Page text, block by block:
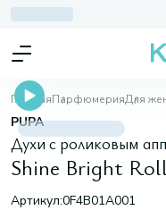
ГлавнаяПарфюмерияДля
PUPA
Духи с роликовым
Shine Bright
Артикул:0F4B01A001